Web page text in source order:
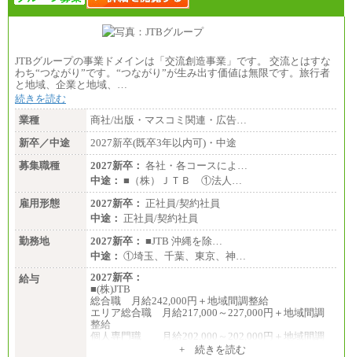
JTBグループの事業ドメインは「交流創造事業」です。 交流とはすな
わち“つながり”です。“つながり”が生み出す価値は無限です。旅行者
と地域、企業と地域、…
続きを読む
業種
商社/出版・マスコミ関連・広告…
新卒／中途
2027新卒(既卒3年以内可)・中途
募集職種
2027新卒： 各社・各コースによ…
中途： ■（株）ＪＴＢ ①法人…
雇用形態
2027新卒： 正社員/契約社員
中途： 正社員/契約社員
勤務地
2027新卒： ■JTB 沖縄を除…
中途： ①埼玉、千葉、東京、神…
給与
2027新卒：
■(株)JTB
総合職 月給242,000円＋地域間調整給
エリア総合職 月給217,000～227,000円＋地域間調
整給
個人専門職 月給202,000～202,000円＋地域間調
+ 続きを読む